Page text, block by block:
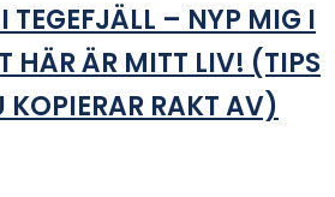
TEGEFJÄLL – NYP MIG I
HÄR ÄR MITT LIV! (TIPS
KOPIERAR RAKT AV)